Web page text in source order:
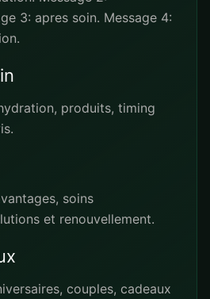
3: apres soin. Message 4:
produits, timing
soins
et renouvellement.
couples, cadeaux